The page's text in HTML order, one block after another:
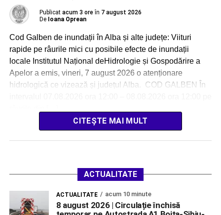
Publicat acum 3 ore în 7 august 2026
De Ioana Oprean
Cod Galben de inundații în Alba și alte județe: Viituri
rapide pe râurile mici cu posibile efecte de inundații
locale Institutul Național deHidrologie și Gospodărire a
Apelor a emis, vineri, 7 august 2026 o atenționare
hidrologică ce vizează și județul Alba. COD GALBEN În
CITEȘTE MAI MULT
ACTUALITATE
ACTUALITATE acum 10 minute
8 august 2026 | Circulație închisă